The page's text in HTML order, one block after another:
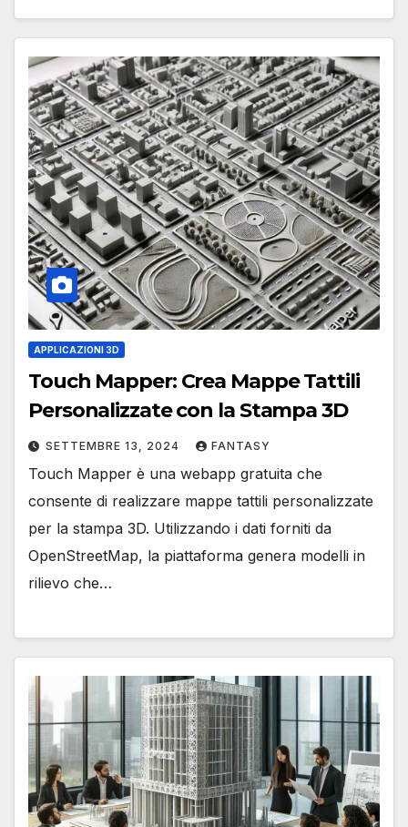
APPLICAZIONI 3D
Touch Mapper: Crea Mappe Tattili
Personalizzate con la Stampa 3D
SETTEMBRE 13, 2024 FANTASY
Touch Mapper è una webapp gratuita che
consente di realizzare mappe tattili personalizzate
per la stampa 3D. Utilizzando i dati forniti da
OpenStreetMap, la piattaforma genera modelli in
rilievo che…